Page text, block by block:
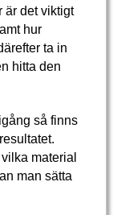
är det viktigt
hur
ta in
hitta den
så finns
material
man sätta